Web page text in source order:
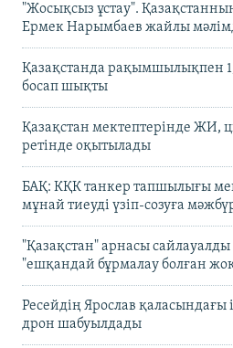
"Жосықсыз ұстау".
Ермек Нарымбаев жайлы
Қазақстанда рақымшылықпен
босап шықты
Қазақстан мектептерінде ЖИ,
ретінде оқытылады
БАҚ: КҚК танкер тапшылығы мен
мұнай тиеуді үзіп-созуға
"Қазақстан" арнасы
"ешқандай бұрмалау болған
Ресейдің Ярослав қаласындағы
дрон шабуылдады